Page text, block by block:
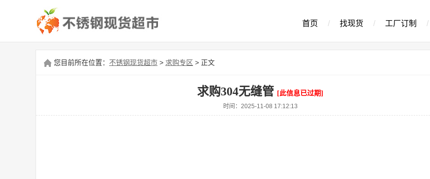
首页 / 找现货 / 工厂订制 /
您目前所在位置： 不锈钢现货超市 > 求购专区 > 正文
求购304无缝管 [此信息已过期]
时间：2025-11-08 17:12:13